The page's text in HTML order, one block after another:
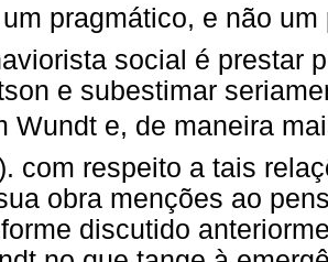
pragmático, e não
social é prestar
e subestimar
Wundt e, de maneira
com respeito a tais
obra menções ao
discutido